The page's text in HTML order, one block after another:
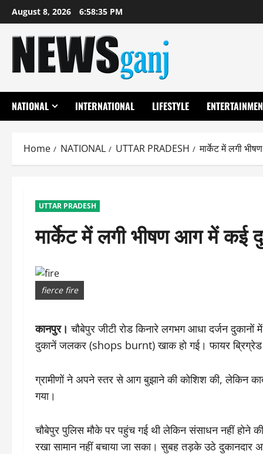
Skip
to
content
August 8, 2026 6:58:35 PM
NATIONAL INTERNATIONAL LIFESTYLE
Home NATIONAL UTTAR PRADESH मार्केट में लगी
UTTAR PRADESH
मार्केट में लगी भीषण आग में
fierce fire
कानपुर। चौबेपुर जीटी रोड किनारे लगभग आधा दर्जन
दुकानें जलकर (shops burnt) खाक हो गई। फायर ब्रिग्रेड
ग्रामीणों ने अपने स्तर से आग बुझाने की कोशिश की, लेकिन
गया।
चौबेपुर पुलिस मौके पर पहुंच गई थी लेकिन संसाधन नहीं
रखा सामान नहीं बचाया जा सका। सुबह तड़के उठे दुकानदार